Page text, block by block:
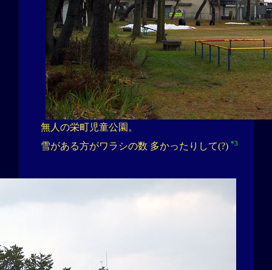
無人の栄町児童公園。
雪がある方がワラシの数 多かったりして(?) *3